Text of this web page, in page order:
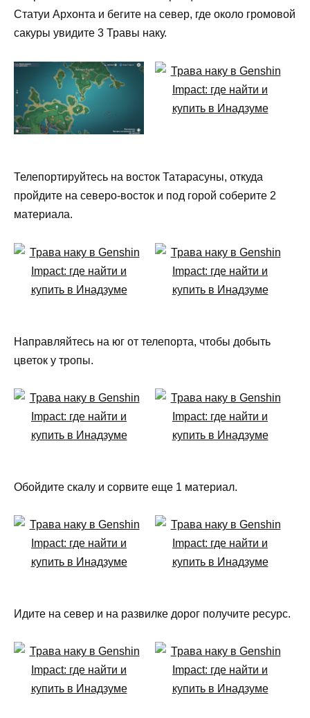
Статуи Архонта и бегите на север, где около громовой
сакуры увидите 3 Травы наку.
Телепортируйтесь на восток Татарасуны, откуда
пройдите на северо-восток и под горой соберите 2
материала.
Направляйтесь на юг от телепорта, чтобы добыть
цветок у тропы.
Обойдите скалу и сорвите еще 1 материал.
Идите на север и на развилке дорог получите ресурс.